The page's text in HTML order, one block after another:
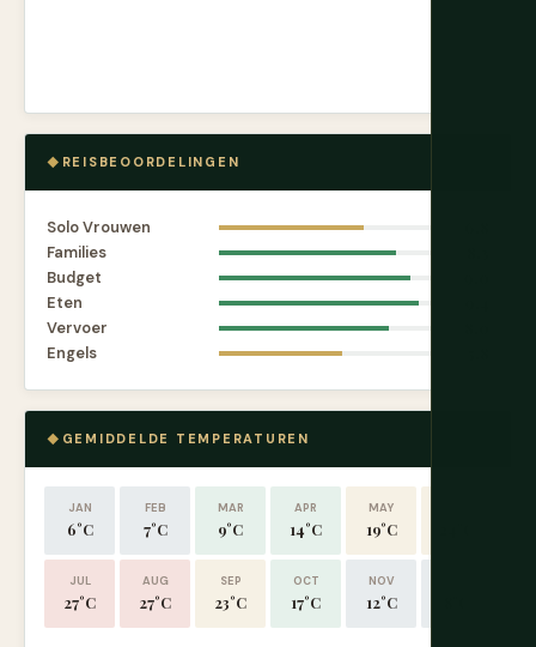
REISBEOORDELINGEN
Solo Vrouwen
Families
Budget
Eten
Vervoer
Engels
GEMIDDELDE TEMPERATUREN
JAN
6°C
FEB
7°C
MAR
9°C
APR
14°C
MAY
19°C
JUL
27°C
AUG
27°C
SEP
23°C
OCT
17°C
NOV
12°C